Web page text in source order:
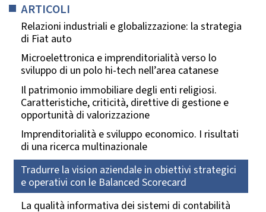
ARTICOLI
Relazioni industriali e globalizzazione: la strategia
di Fiat auto
Microelettronica e imprenditorialità verso lo
sviluppo di un polo hi-tech nell’area catanese
Il patrimonio immobiliare degli enti religiosi.
Caratteristiche, criticità, direttive di gestione e
opportunità di valorizzazione
Imprenditorialità e sviluppo economico. I risultati
di una ricerca multinazionale
Tradurre la vision aziendale in obiettivi strategici
e operativi con le Balanced Scorecard
La qualità informativa dei sistemi di contabilità